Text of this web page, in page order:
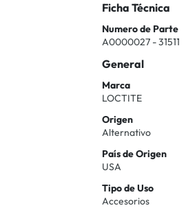
Ficha Técnica
Numero de Parte
A0000027 - 31511
General
Marca
LOCTITE
Origen
Alternativo
País de Origen
USA
Tipo de Uso
Accesorios